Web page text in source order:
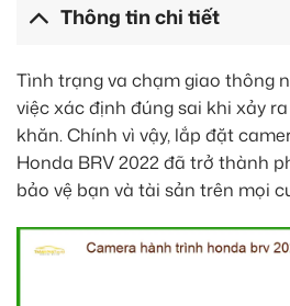
Thông tin chi tiết
Tình trạng va chạm giao thông
việc xác định đúng sai khi xảy
khăn. Chính vì vậy, lắp đặt
Honda BRV 2022 đã trở thành
bảo vệ bạn và tài sản trên mọi